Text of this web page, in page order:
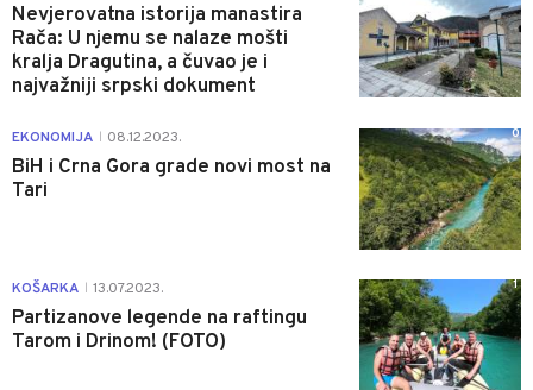
Nevjerovatna istorija manastira
Rača: U njemu se nalaze mošti
kralja Dragutina, a čuvao je i
najvažniji srpski dokument
EKONOMIJA 08.12.2023.
BiH i Crna Gora grade novi most na
Tari
0
KOŠARKA 13.07.2023.
Partizanove legende na raftingu
Tarom i Drinom! (FOTO)
1